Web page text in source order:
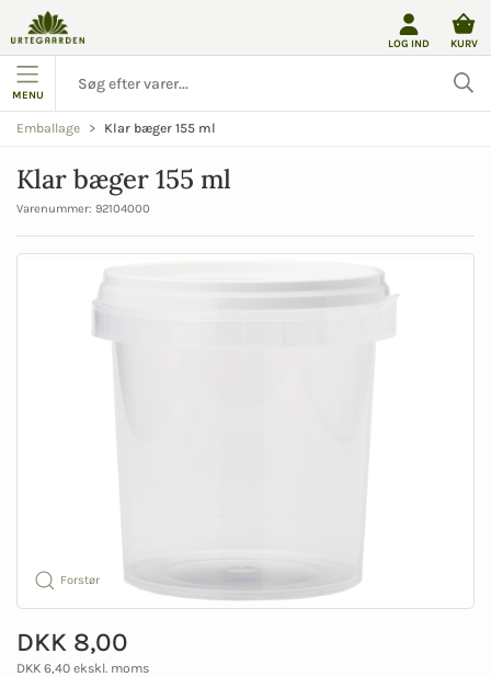
LOG IND KURV
MENU
Emballage Klar bæger 155 ml
Klar bæger 155 ml
Varenummer: 92104000
Forstør
DKK 8,00
DKK 6,40 ekskl. moms